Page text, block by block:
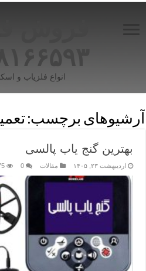
انواع فلزیاب و
آرشیوهای برچسب:
بهترین گنج یاب پالسی
اردیبهشت ۲۳, ۱۴۰۵ مقالات 0